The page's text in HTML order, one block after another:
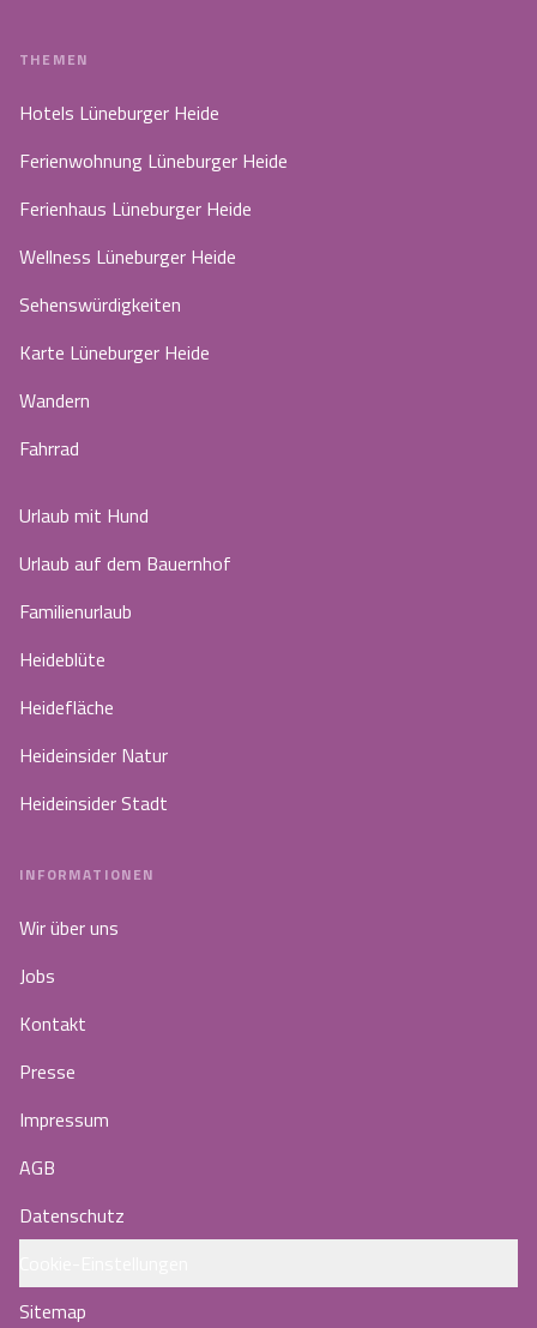
THEMEN
Hotels Lüneburger Heide
Ferienwohnung Lüneburger Heide
Ferienhaus Lüneburger Heide
Wellness Lüneburger Heide
Sehenswürdigkeiten
Karte Lüneburger Heide
Wandern
Fahrrad
Urlaub mit Hund
Urlaub auf dem Bauernhof
Familienurlaub
Heideblüte
Heidefläche
Heideinsider Natur
Heideinsider Stadt
INFORMATIONEN
Wir über uns
Jobs
Kontakt
Presse
Impressum
AGB
Datenschutz
Sitemap